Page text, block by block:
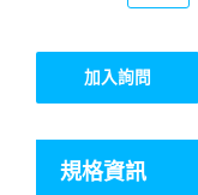
加入詢問
規格資訊